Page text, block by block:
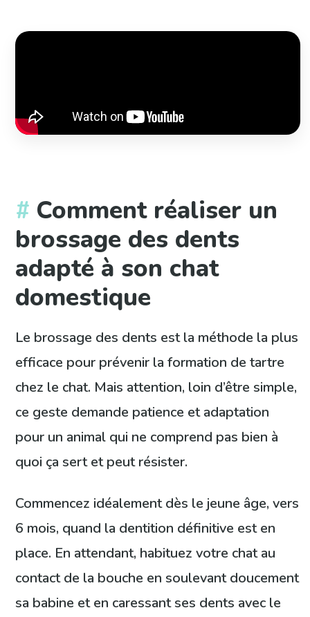
Comment réaliser un
brossage des dents
adapté à son chat
domestique
Le brossage des dents est la méthode la plus
efficace pour prévenir la formation de tartre
chez le chat. Mais attention, loin d’être simple,
ce geste demande patience et adaptation
pour un animal qui ne comprend pas bien à
quoi ça sert et peut résister.
Commencez idéalement dès le jeune âge, vers
6 mois, quand la dentition définitive est en
place. En attendant, habituez votre chat au
contact de la bouche en soulevant doucement
sa babine et en caressant ses dents avec le